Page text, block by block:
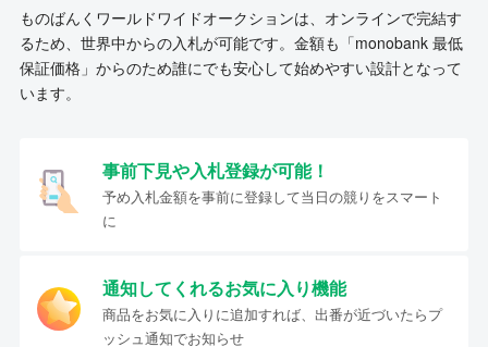
ものばんくワールドワイドオークションは、オンラインで完結す
るため、世界中からの入札が可能です。金額も「monobank 最低
保証価格」からのため誰にでも安心して始めやすい設計となって
います。
事前下見や入札登録が可能！
予め入札金額を事前に登録して当日の競りをスマート
に
通知してくれるお気に入り機能
商品をお気に入りに追加すれば、出番が近づいたらプ
ッシュ通知でお知らせ